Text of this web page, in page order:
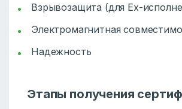
Взрывозащита (для Ex-
Электромагнитная
Надежность
Этапы получения